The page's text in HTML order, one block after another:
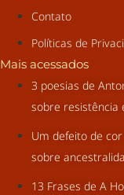
Contato
Políticas de
Mais acessados
3 poesias de
sobre resistência
Um defeito de
sobre
13 Frases de A